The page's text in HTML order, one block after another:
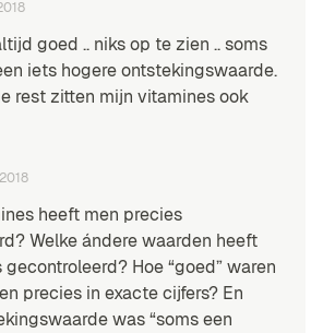
goed .. niks op te zien .. soms
iets hogere ontstekingswaarde.
rest zitten mijn vitamines ook
heeft men precies
Welke ándere waarden heeft
Hoe “goed” waren
precies in exacte cijfers? En
was “soms een